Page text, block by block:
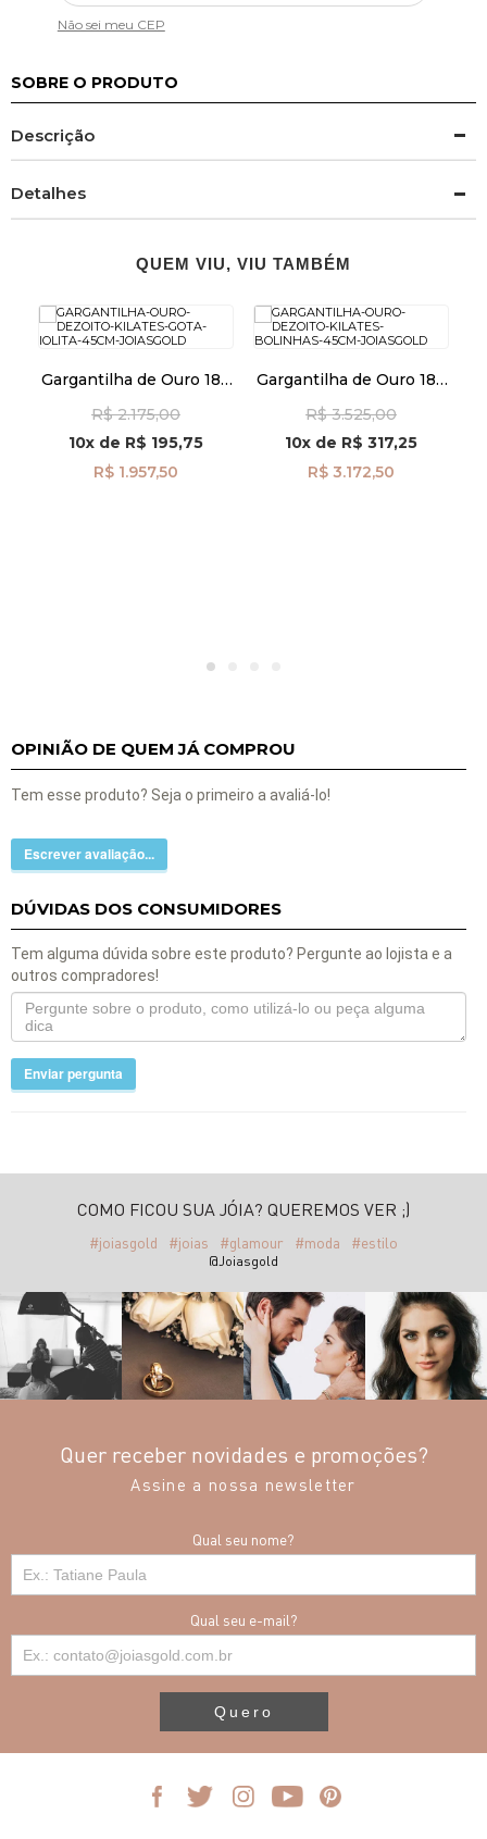
Não sei meu CEP
SOBRE O PRODUTO
Descrição
Detalhes
QUEM VIU, VIU TAMBÉM
Gargantilha de Ouro 18k
ga08435
R$ 2.175,00
10x de R$ 195,75
R$ 1.957,50
Gargantilha de Ouro 18k
ga07463
R$ 3.525,00
10x de R$ 317,25
R$ 3.172,50
OPINIÃO DE QUEM JÁ COMPROU
Tem esse produto? Seja o primeiro a avaliá-lo!
Escrever avaliação...
DÚVIDAS DOS CONSUMIDORES
Tem alguma dúvida sobre este produto? Pergunte ao lojista e a
outros compradores!
Enviar pergunta
COMO FICOU SUA JÓIA? QUEREMOS VER ;)
#joiasgold #joias #glamour #moda #estilo
@Joiasgold
Quer receber novidades e promoções?
Assine a nossa newsletter
Qual seu nome?
Qual seu e-mail?
Quero